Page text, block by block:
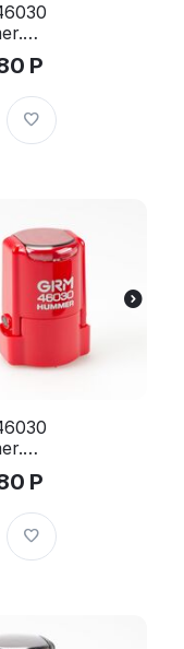
в
д.30
Р
в
д.30
Р